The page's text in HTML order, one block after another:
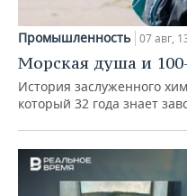
Промышленность 07 авг,
Морская душа и
История заслуженного
который 32 года знает